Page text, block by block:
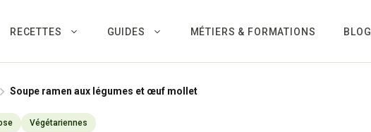
RECETTES GUIDES MÉTIERS & FORMATIONS BLOG
Soupe ramen aux légumes et œuf mollet
Végétariennes